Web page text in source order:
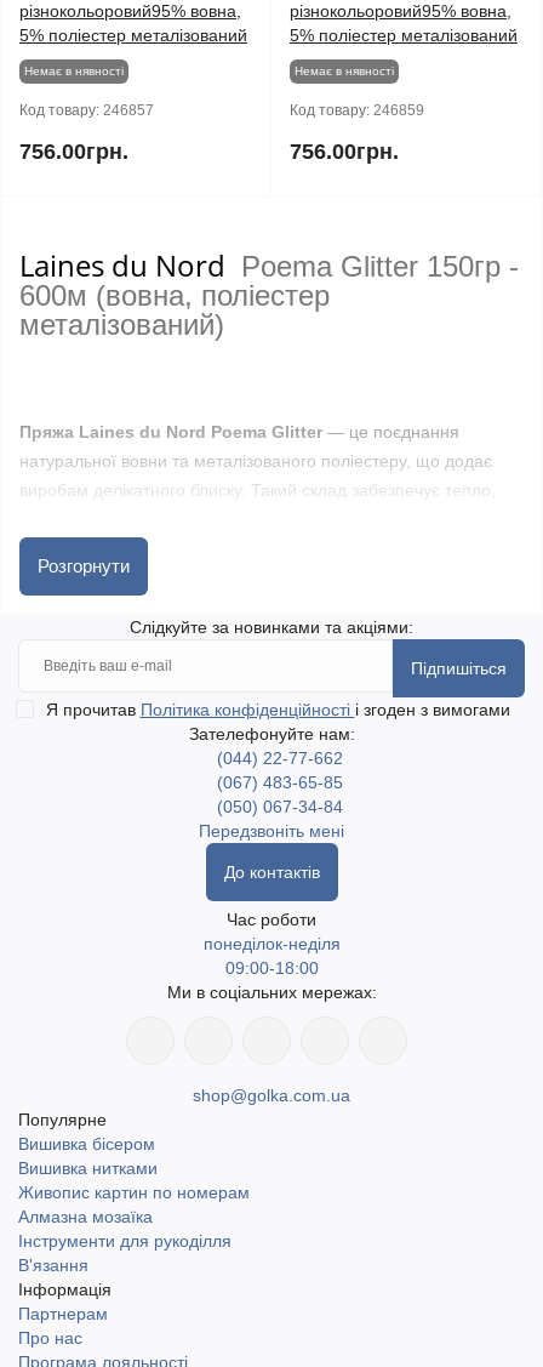
різнокольоровий95% вовна,
5% поліестер металізований
Немає в нявності
Код товару: 246857
756.00грн.
різнокольоровий95% вовна,
5% поліестер металізований
Немає в нявності
Код товару: 246859
756.00грн.
Laines du Nord
Poema Glitter 150гр -
600м (вовна, поліестер
металізований)
Пряжа Laines du Nord Poema Glitter — це поєднання
натуральної вовни та металізованого поліестеру, що додає
виробам делікатного блиску. Такий склад забезпечує тепло,
практичності.
зберігаючи форму виробу. Плавні переходи кольорів у
поєднанні з блиском створюють виразний ефект, який
розкривається у процесі в’язання.
Пряжа підходить для в’язання шалей, палантинів, светрів,
кардиганів і аксесуарів. Вироби виходять легкими, теплими та
з декоративним блиском.
варіантах для вашої творчості. Швидка доставка по Україні,
включаючи найвіддаленіші населені пункти. Доступний
самовивіз у місті Одеса. Доставка Новою поштою та
Розгорнути
Слідкуйте за новинками та акціями:
Підпишіться
Я прочитав Політика конфіденційності і згоден з вимогами
Зателефонуйте нам:
(044) 22-77-662
(067) 483-65-85
(050) 067-34-84
Передзвоніть мені
До контактів
Час роботи
понеділок-неділя
09:00-18:00
Ми в соціальних мережах:
shop@golka.com.ua
Популярне
Вишивка бісером
Вишивка нитками
Живопис картин по номерам
Алмазна мозаїка
Інструменти для рукоділля
В'язання
Інформація
Партнерам
Про нас
Програма лояльності